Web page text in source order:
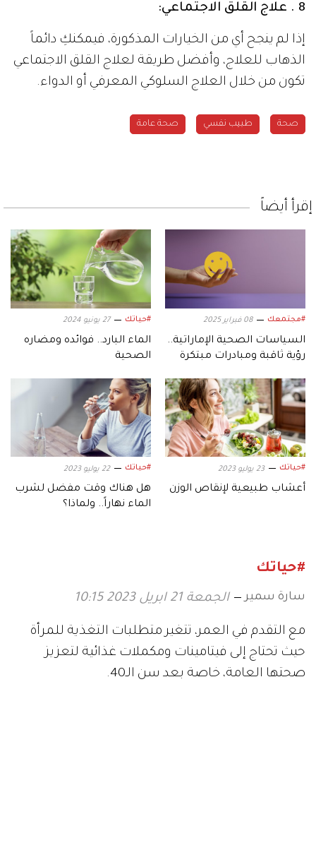
8 . علاج القلق الاجتماعي:
إذا لم ينجح أي من الخيارات المذكورة، فيمكنكِ دائماً
الذهاب للعلاج، وأفضل طريقة لعلاج القلق الاجتماعي
تكون من خلال العلاج السلوكي المعرفي أو الدواء.
صحة طبيب نفسي صحة عامة
إقرأ أيضاً
#مجتمعك 08 فبراير 2025
السياسات الصحية الإماراتية..
رؤية ثاقبة ومبادرات مبتكرة
#حياتك 27 يونيو 2024
الماء البارد.. فوائده ومضاره
الصحية
#حياتك 23 يوليو 2023
أعشاب طبيعية لإنقاص الوزن
#حياتك 22 يوليو 2023
هل هناك وقت مفضل لشرب
الماء نهاراً.. ولماذا؟
#حياتك
سارة سمير الجمعة 21 ابريل 2023 10:15
مع التقدم في العمر، تتغير متطلبات التغذية للمرأة
حيث تحتاج إلى فيتامينات ومكملات غذائية لتعزيز
صحتها العامة، خاصة بعد سن الـ40.